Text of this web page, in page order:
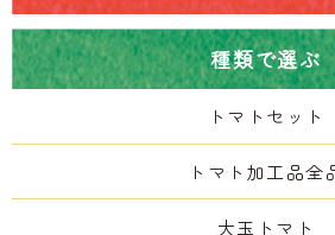
種類で選ぶ
トマトセット
トマト加工品全
大玉トマト